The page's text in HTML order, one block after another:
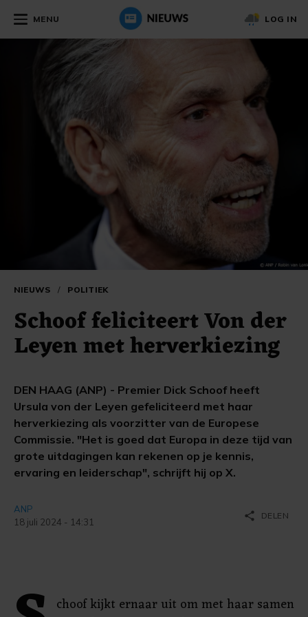
MENU LOG IN
NIEUWS / POLITIEK
Schoof feliciteert Von der
Leyen met herverkiezing
DEN HAAG (ANP) - Premier Dick Schoof heeft
Ursula von der Leyen gefeliciteerd met haar
herverkiezing als voorzitter van de Europese
Commissie. "Het is goed dat Europa in deze tijd van
grote uitdagingen kan rekenen op je kennis,
ervaring en leiderschap", schrijft hij op X.
ANP
18 juli 2024 - 14:31
share DELEN
choof kijkt ernaar uit om met haar samen